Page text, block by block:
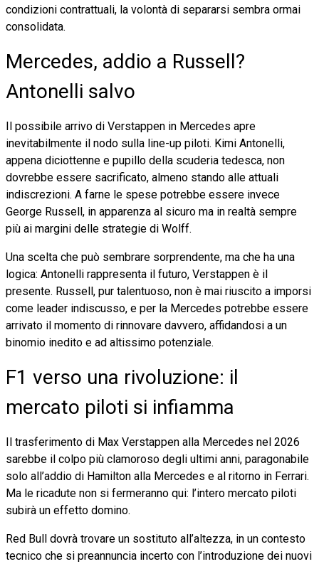
condizioni contrattuali, la volontà di separarsi sembra ormai
consolidata.
Mercedes, addio a Russell?
Antonelli salvo
Il possibile arrivo di Verstappen in Mercedes apre
inevitabilmente il nodo sulla line-up piloti. Kimi Antonelli,
appena diciottenne e pupillo della scuderia tedesca, non
dovrebbe essere sacrificato, almeno stando alle attuali
indiscrezioni. A farne le spese potrebbe essere invece
George Russell, in apparenza al sicuro ma in realtà sempre
più ai margini delle strategie di Wolff.
Una scelta che può sembrare sorprendente, ma che ha una
logica: Antonelli rappresenta il futuro, Verstappen è il
presente. Russell, pur talentuoso, non è mai riuscito a imporsi
come leader indiscusso, e per la Mercedes potrebbe essere
arrivato il momento di rinnovare davvero, affidandosi a un
binomio inedito e ad altissimo potenziale.
F1 verso una rivoluzione: il
mercato piloti si infiamma
Il trasferimento di Max Verstappen alla Mercedes nel 2026
sarebbe il colpo più clamoroso degli ultimi anni, paragonabile
solo all’addio di Hamilton alla Mercedes e al ritorno in Ferrari.
Ma le ricadute non si fermeranno qui: l’intero mercato piloti
subirà un effetto domino.
Red Bull dovrà trovare un sostituto all’altezza, in un contesto
tecnico che si preannuncia incerto con l’introduzione dei nuovi